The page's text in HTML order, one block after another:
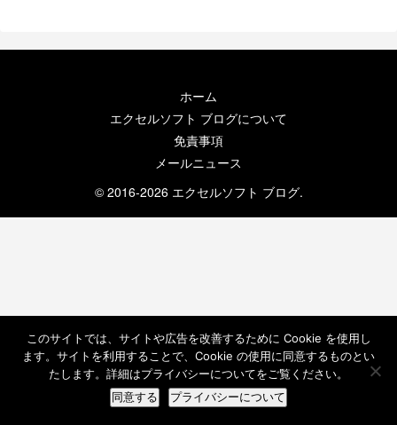
ホーム
エクセルソフト ブログについて
免責事項
メールニュース
© 2016-2026 エクセルソフト ブログ.
このサイトでは、サイトや広告を改善するために Cookie を使用し
ます。サイトを利用することで、Cookie の使用に同意するものとい
たします。詳細はプライバシーについてをご覧ください。
同意する プライバシーについて